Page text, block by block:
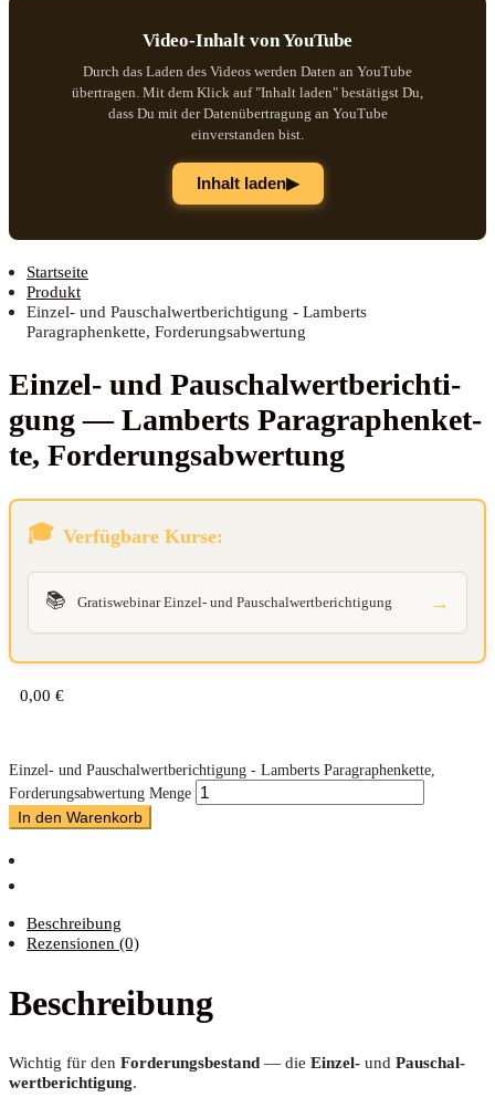
Video-Inhalt von YouTube
Durch das Laden des Videos werden Daten an YouTube
übertragen. Mit dem Klick auf "Inhalt laden" bestätigst Du,
dass Du mit der Datenübertragung an YouTube
einverstanden bist.
Inhalt laden▶
Startseite
Produkt
Einzel- und Pauschalwertberichtigung - Lamberts
Paragraphenkette, Forderungsabwertung
Ein­zel- und Pau­schal­wert­be­rich­ti­
gung — Lam­berts Para­gra­phen­ket­
te, Forderungsabwertung
Verfügbare Kurse:
📚 Gratiswebinar Einzel- und Pauschalwertberichtigung →
0,00 €
Einzel- und Pauschalwertberichtigung - Lamberts Paragraphenkette,
Forderungsabwertung Menge
In den Warenkorb
Beschreibung
Rezensionen (0)
Beschreibung
Wich­tig für den For­de­rungs­be­stand — die Ein­zel- und Pau­schal­
wert­be­rich­ti­gung.